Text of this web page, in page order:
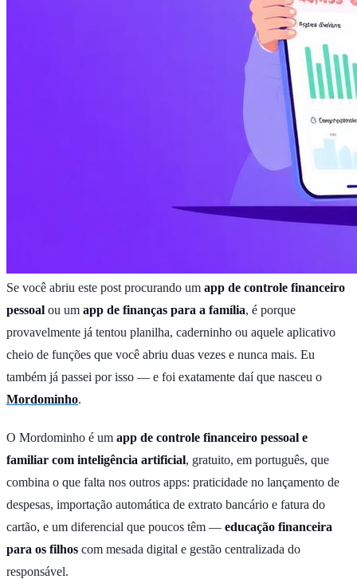
Se você abriu este post procurando um app de controle financeiro
pessoal ou um app de finanças para a família, é porque
provavelmente já tentou planilha, caderninho ou aquele aplicativo
cheio de funções que você abriu duas vezes e nunca mais. Eu
também já passei por isso — e foi exatamente daí que nasceu o
Mordominho.
O Mordominho é um app de controle financeiro pessoal e
familiar com inteligência artificial, gratuito, em português, que
combina o que falta nos outros apps: praticidade no lançamento de
despesas, importação automática de extrato bancário e fatura do
cartão, e um diferencial que poucos têm — educação financeira
para os filhos com mesada digital e gestão centralizada do
responsável.